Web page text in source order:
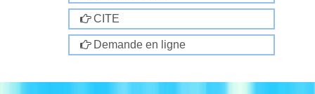
CITE
Demande en ligne